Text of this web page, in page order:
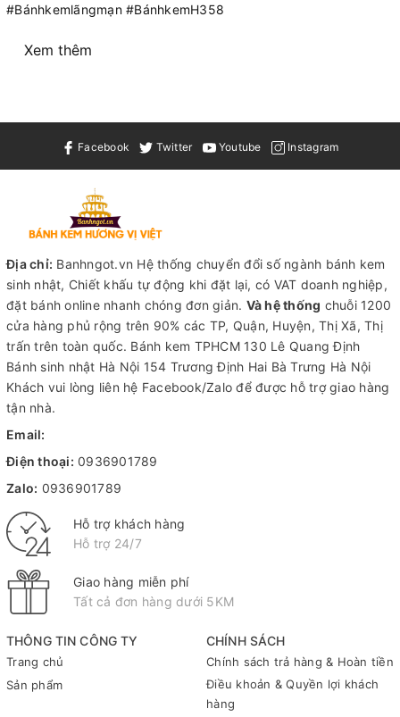
#Bánhkemlãngmạn #BánhkemH358
Xem thêm
Facebook Twitter Youtube Instagram
THÔNG TIN CÔNG TY
Trang chủ
Sản phẩm
CHÍNH SÁCH
Chính sách trả hàng & Hoàn tiền
Điều khoản & Quyền lợi khách
hàng
Địa chỉ: Banhngot.vn Hệ thống chuyển đổi số ngành bánh kem
sinh nhật, Chiết khấu tự động khi đặt lại, có VAT doanh nghiệp,
đặt bánh online nhanh chóng đơn giản. Và hệ thống chuỗi 1200
cửa hàng phủ rộng trên 90% các TP, Quận, Huyện, Thị Xã, Thị
trấn trên toàn quốc. Bánh kem TPHCM130 Lê Quang Định
Bánh sinh nhật Hà Nội 154 Trương Định Hai Bà Trưng Hà Nội
Khách vui lòng liên hệ Facebook/Zalo để được hỗ trợ giao hàng
tận nhà.
Email:
Điện thoại: 0936901789
Zalo: 0936901789
Hỗ trợ khách hàng
Hỗ trợ 24/7
Giao hàng miễn phí
Tất cả đơn hàng dưới 5KM